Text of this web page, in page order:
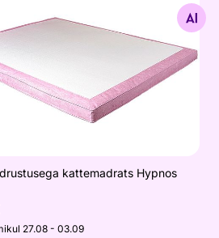
kattemadrats Hypnos
27.08 - 03.09